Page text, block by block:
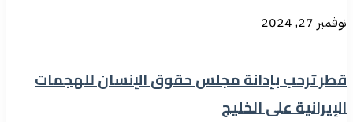
نوفمبر 27, 2024
قطر ترحب بإدانة مجلس حقوق الإنسان للهجمات
الإيرانية على الخليج